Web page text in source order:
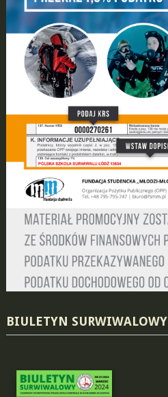
BIULETYN SURWIWALOWY